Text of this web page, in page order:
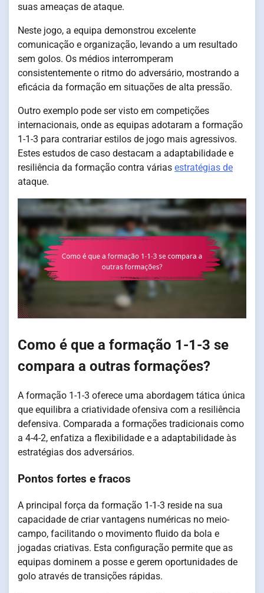
suas ameaças de ataque.
Neste jogo, a equipa demonstrou excelente
comunicação e organização, levando a um resultado
sem golos. Os médios interromperam
consistentemente o ritmo do adversário, mostrando a
eficácia da formação em situações de alta pressão.
Outro exemplo pode ser visto em competições
internacionais, onde as equipas adotaram a formação
1-1-3 para contrariar estilos de jogo mais agressivos.
Estes estudos de caso destacam a adaptabilidade e
resiliência da formação contra várias estratégias de
ataque.
Como é que a formação 1-1-3 se
compara a outras formações?
A formação 1-1-3 oferece uma abordagem tática única
que equilibra a criatividade ofensiva com a resiliência
defensiva. Comparada a formações tradicionais como
a 4-4-2, enfatiza a flexibilidade e a adaptabilidade às
estratégias dos adversários.
Pontos fortes e fracos
A principal força da formação 1-1-3 reside na sua
capacidade de criar vantagens numéricas no meio-
campo, facilitando o movimento fluido da bola e
jogadas criativas. Esta configuração permite que as
equipas dominem a posse e gerem oportunidades de
golo através de transições rápidas.